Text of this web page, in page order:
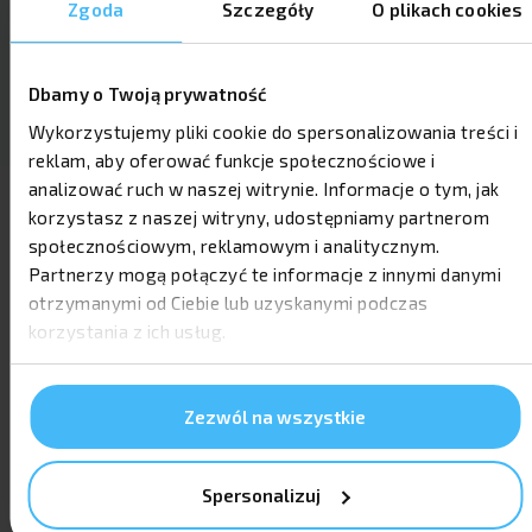
Zgoda Szczegóły O plikach cookies
Dbamy o Twoją prywatność
Wykorzystujemy pliki cookie do spersonalizowania treści i
reklam, aby oferować funkcje społecznościowe i
analizować ruch w naszej witrynie. Informacje o tym, jak
korzystasz z naszej witryny, udostępniamy partnerom
społecznościowym, reklamowym i analitycznym.
Partnerzy mogą połączyć te informacje z innymi danymi
otrzymanymi od Ciebie lub uzyskanymi podczas
korzystania z ich usług.
Zezwól na wszystkie
Spersonalizuj
Sprawdź opinie zadowolonych
Krzysztof